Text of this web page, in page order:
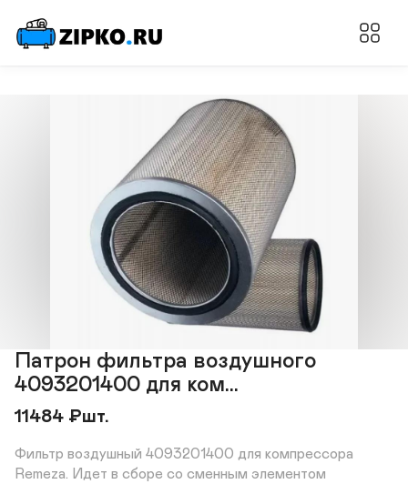
Патрон фильтра воздушного
4093201400 для ком...
11484 ₽шт.
Фильтр воздушный 4093201400 для компрессора
Remeza. Идет в сборе со сменным элементом